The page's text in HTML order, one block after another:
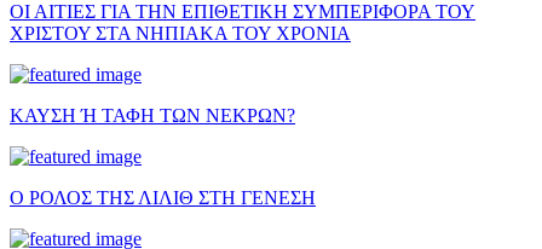
ΟΙ ΑΙΤΙΕΣ ΓΙΑ ΤΗΝ ΕΠΙΘΕΤΙΚΗ ΣΥΜΠΕΡΙΦΟΡΑ ΤΟΥ
ΧΡΙΣΤΟΥ ΣΤΑ ΝΗΠΙΑΚΑ ΤΟΥ ΧΡΟΝΙΑ
ΚΑΥΣΗ Ή ΤΑΦΗ ΤΩΝ ΝΕΚΡΩΝ?
Ο ΡΟΛΟΣ ΤΗΣ ΛΙΛΙΘ ΣΤΗ ΓΕΝΕΣΗ